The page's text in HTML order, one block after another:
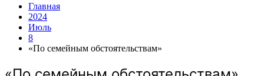
Главная
2024
Июль
8
«По семейным обстоятельствам»